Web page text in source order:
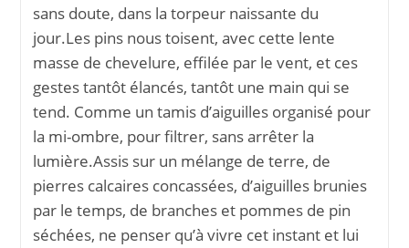
sans doute, dans la torpeur naissante du
jour.Les pins nous toisent, avec cette lente
masse de chevelure, effilée par le vent, et ces
gestes tantôt élancés, tantôt une main qui se
tend. Comme un tamis d’aiguilles organisé pour
la mi-ombre, pour filtrer, sans arrêter la
lumière.Assis sur un mélange de terre, de
pierres calcaires concassées, d’aiguilles brunies
par le temps, de branches et pommes de pin
séchées, ne penser qu’à vivre cet instant et lui